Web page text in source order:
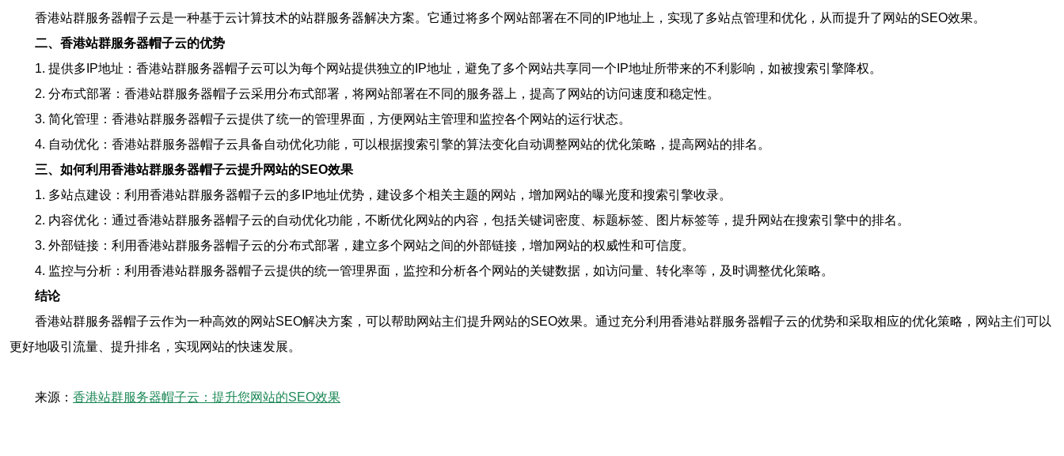
香港站群服务器帽子云是一种基于云计算技术的站群服务器解决方案。它通过将多个网站部署在不同的IP地址上，实现了多站点管理和优化，从而提升了网站的SEO效果。
二、香港站群服务器帽子云的优势
1. 提供多IP地址：香港站群服务器帽子云可以为每个网站提供独立的IP地址，避免了多个网站共享同一个IP地址所带来的不利影响，如被搜索引擎降权。
2. 分布式部署：香港站群服务器帽子云采用分布式部署，将网站部署在不同的服务器上，提高了网站的访问速度和稳定性。
3. 简化管理：香港站群服务器帽子云提供了统一的管理界面，方便网站主管理和监控各个网站的运行状态。
4. 自动优化：香港站群服务器帽子云具备自动优化功能，可以根据搜索引擎的算法变化自动调整网站的优化策略，提高网站的排名。
三、如何利用香港站群服务器帽子云提升网站的SEO效果
1. 多站点建设：利用香港站群服务器帽子云的多IP地址优势，建设多个相关主题的网站，增加网站的曝光度和搜索引擎收录。
2. 内容优化：通过香港站群服务器帽子云的自动优化功能，不断优化网站的内容，包括关键词密度、标题标签、图片标签等，提升网站在搜索引擎中的排名。
3. 外部链接：利用香港站群服务器帽子云的分布式部署，建立多个网站之间的外部链接，增加网站的权威性和可信度。
4. 监控与分析：利用香港站群服务器帽子云提供的统一管理界面，监控和分析各个网站的关键数据，如访问量、转化率等，及时调整优化策略。
结论
香港站群服务器帽子云作为一种高效的网站SEO解决方案，可以帮助网站主们提升网站的SEO效果。通过充分利用香港站群服务器帽子云的优势和采取相应的优化策略，网站主们可以
更好地吸引流量、提升排名，实现网站的快速发展。
来源： 香港站群服务器帽子云：提升您网站的SEO效果